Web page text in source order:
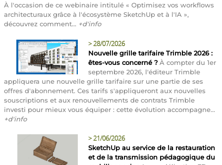
À l'occasion de ce webinaire intitulé « Optimisez vos workflows
architecturaux grâce à l'écosystème SketchUp et à l'IA »,
découvrez comment... +d'info
>28/07/2026
Nouvelle grille tarifaire Trimble 2026 :
êtes-vous concerné ? À compter du 1er
septembre 2026, l'éditeur Trimble
appliquera une nouvelle grille tarifaire sur une partie de ses
offres d'abonnement. Ces tarifs s'appliqueront aux nouvelles
souscriptions et aux renouvellements de contrats Trimble
investi pour mieux vous équiper : cette évolution accompagne...
+d'info
>21/06/2026
SketchUp au service de la restauration
et de la transmission pédagogique du